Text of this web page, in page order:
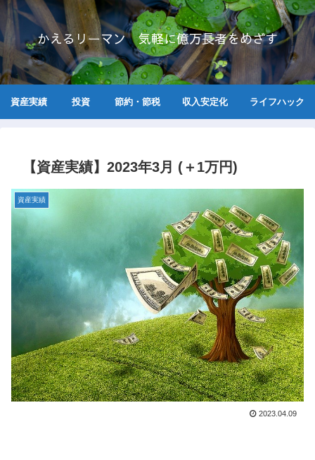
かえるリーマン 気軽に億万長者をめざす
資産実績 投資 節約・節税 収入安定化 ライフハック
【資産実績】2023年3月 (＋1万円)
資産実績
2023.04.09